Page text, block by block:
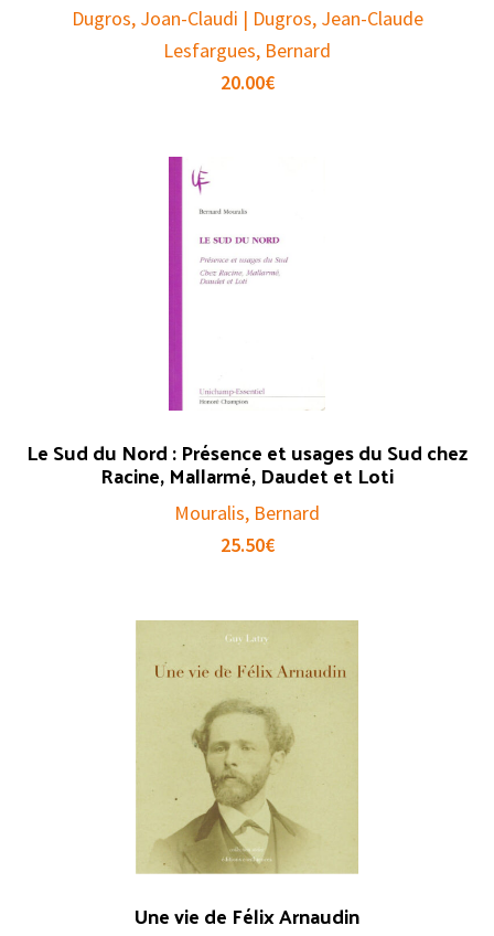
Dugros, Joan-Claudi | Dugros, Jean-Claude
Lesfargues, Bernard
20.00€
Le Sud du Nord : Présence et usages du Sud chez
Racine, Mallarmé, Daudet et Loti
Mouralis, Bernard
25.50€
Une vie de Félix Arnaudin